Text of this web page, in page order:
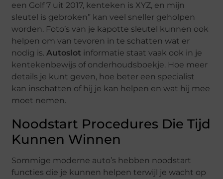
een Golf 7 uit 2017, kenteken is XYZ, en mijn
sleutel is gebroken” kan veel sneller geholpen
worden. Foto’s van je kapotte sleutel kunnen ook
helpen om van tevoren in te schatten wat er
nodig is.Autoslot informatie staat vaak ook in je
kentekenbewijs of onderhoudsboekje. Hoe meer
details je kunt geven, hoe beter een specialist
kan inschatten of hij je kan helpen en wat hij mee
moet nemen.
Noodstart Procedures Die Tijd
Kunnen Winnen
Sommige moderne auto’s hebben noodstart
functies die je kunnen helpen terwijl je wacht op